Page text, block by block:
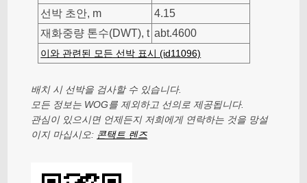
선박 초안, m
4.15
재화중량 톤수(DWT), t abt.4600
이와 관련된 모든 선박 표시 (id11096)
배치 시 선박을 검사할 수 있습니다.
모든 정보는 WOG를 제외하고 선의로 제공됩니다.
관심이 있으시면 언제든지 저희에게 연락하는 것을 망설
이지 마십시오: 콘택트 렌즈